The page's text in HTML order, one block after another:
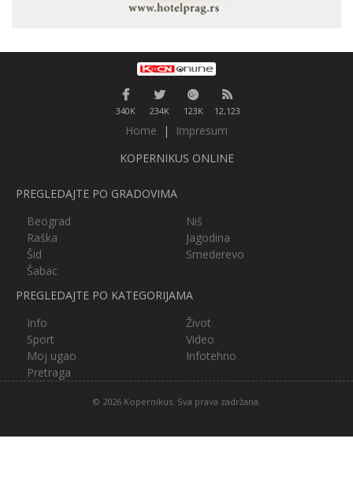
340K 234K 123K 12,123
Home |
Impresum
KOPERNIKUS ONLINE
PREGLEDAJTE PO GRADOVIMA
Beograd
Niš
Raška
Jagodina
Šid
Smederevo
Šabac
PREGLEDAJTE PO KATEGORIJAMA
Info
Život
Sport
Video
Moj ugao
Infotehno
Pretraga
© 2026 Kopernikus. Sva prava zadržana.